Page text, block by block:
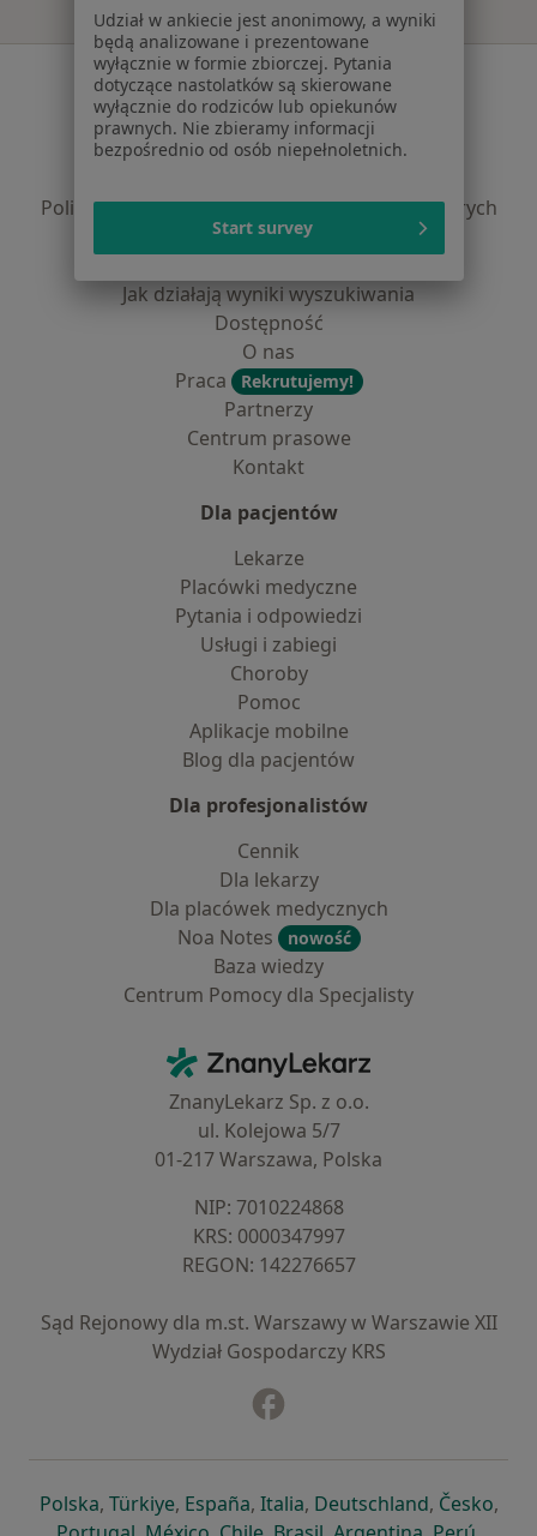
Serwis
Regulamin
Polityka prywatności pacjentów
Polityka prywatności dla profesjonalistów, których
dane pozyskaliśmy samodzielnie
Jak działają wyniki wyszukiwania
Dostępność
O nas
Praca
Rekrutujemy!
Partnerzy
Centrum prasowe
Kontakt
Dla pacjentów
Lekarze
Placówki medyczne
Pytania i odpowiedzi
Usługi i zabiegi
Choroby
Pomoc
Aplikacje mobilne
Blog dla pacjentów
Dla profesjonalistów
Cennik
Dla lekarzy
Dla placówek medycznych
Noa Notes
nowość
Baza wiedzy
Centrum Pomocy dla Specjalisty
ZnanyLekarz - Strona główna
ZnanyLekarz Sp. z o.o.
ul. Kolejowa 5/7
01-217 Warszawa, Polska
NIP: ⁠7010224868
KRS: ⁠0000347997
REGON: ⁠142276657
Sąd Rejonowy dla m.st. Warszawy w Warszawie XII
Wydział Gospodarczy KRS
Polskaotwiera się w nowej karcie
, Türkiyeotwiera się w nowej karcie
, Españaotwiera się w nowej karcie
, Italiaotwiera się w nowej
, Deutschlandotwiera się
, Česko,
Udział w ankiecie jest anonimowy, a wyniki
będą analizowane i prezentowane
wyłącznie w formie zbiorczej. Pytania
dotyczące nastolatków są skierowane
wyłącznie do rodziców lub opiekunów
prawnych. Nie zbieramy informacji
bezpośrednio od osób niepełnoletnich.
Start survey